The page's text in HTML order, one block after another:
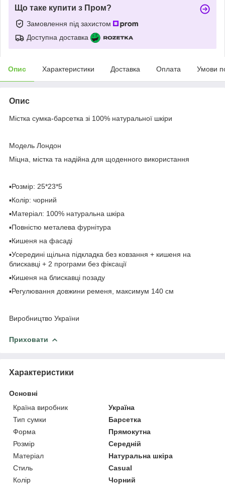
Що таке купити з Пром?
Замовлення під захистом
Доступна доставка
Опис Характеристики Доставка Оплата Умови
Опис
Містка сумка-барсетка зі 100% натуральної шкіри
Модель Лондон
Міцна, містка та надійна для щоденного використання
▪️Розмір: 25*23*5
▪️Колір: чорний
▪️Матеріал: 100% натуральна шкіра
▪️Повністю металева фурнітура
▪️Кишеня на фасаді
▪️Усередині щільна підкладка без ковзання + кишеня на
блискавці + 2 програми без фіксації
▪️Кишеня на блискавці позаду
▪️Регулювання довжини ременя, максимум 140 см
Виробництво України
Приховати
Характеристики
Основні
Країна виробник
Україна
Тип сумки
Барсетка
Форма
Прямокутна
Розмір
Середній
Матеріал
Натуральна шкіра
Стиль
Casual
Колір
Чорний